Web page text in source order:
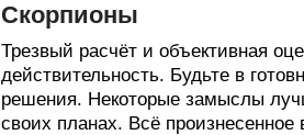
Скорпионы
Трезвый расчёт и объективная
действительность. Будьте в
решения. Некоторые замыслы
своих планах. Всё